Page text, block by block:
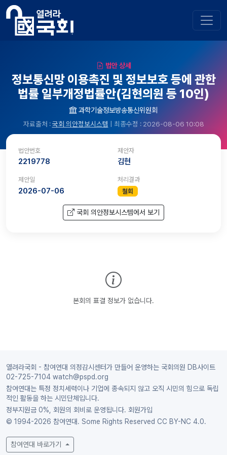
법안 상세
정보통신망 이용촉진 및 정보보호 등에 관한
법률 일부개정법률안(김현의원 등 10인)
과학기술정보방송통신위원회
자료출처 :국회 의안정보시스템 | 최종수정 : 2026-08-06 10:08
법안번호
2219778
제안자
김현
제안일
2026-07-06
처리결과
철회
국회 의안정보시스템에서 보기
본회의 표결 정보가 없습니다.
열려라국회 - 참여연대 의정감시센터가 만들어 운영하는 국회의원 DB사이트
02-725-7104 watch@pspd.org
참여연대는 특정 정치세력이나 기업에 종속되지 않고 오직 시민의 힘으로 독립
적인 활동을 하는 시민단체입니다.
정부지원금 0%, 회원의 회비로 운영됩니다. 회원가입
© 1994-2026 참여연대. Some Rights Reserved CC BY-NC 4.0.
참여연대 바로가기